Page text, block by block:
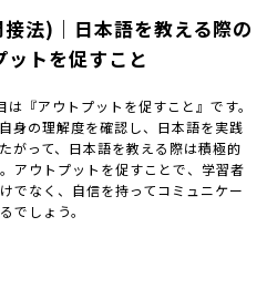
接法)｜日本語を教える際の
トを促すこと
『アウトプットを促すこと』です。
身の理解度を確認し、日本語を実践
がって、日本語を教える際は積極的
アウトプットを促すことで、学習者
でなく、自信を持ってコミュニケー
でしょう。